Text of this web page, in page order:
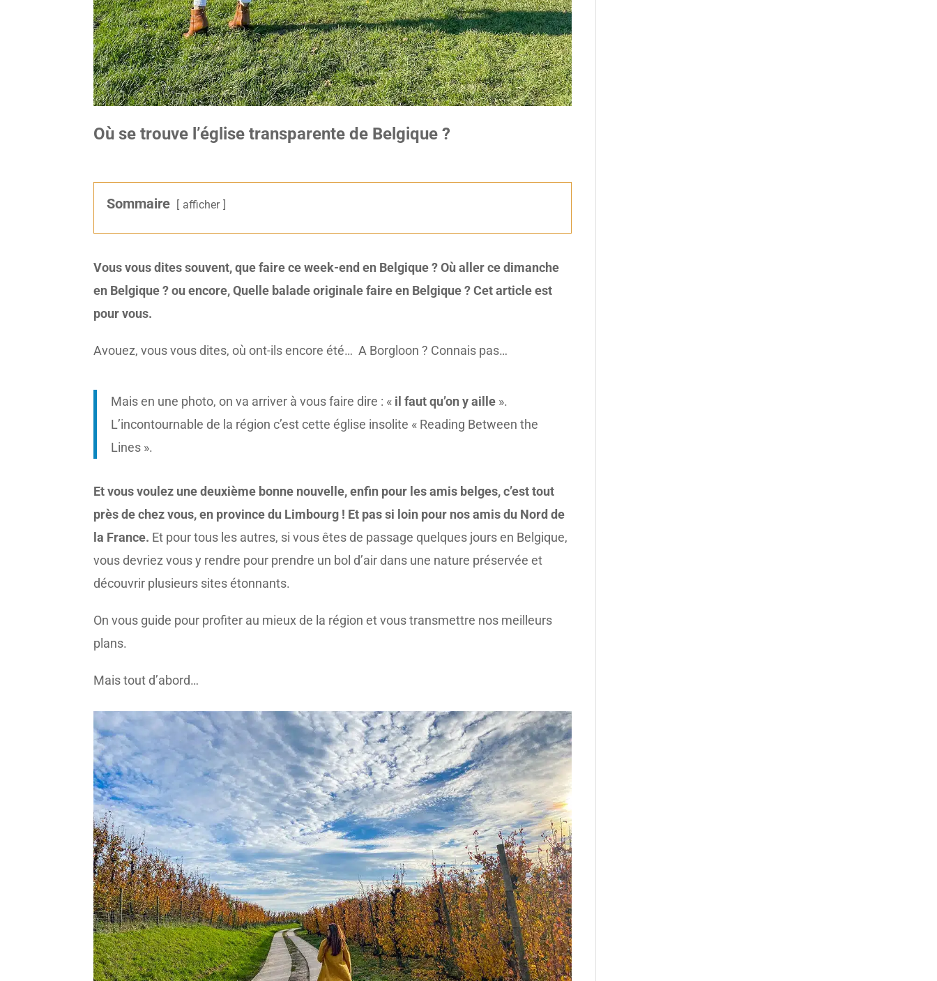
Où se trouve l’église transparente de Belgique ?
Sommaire afficher
Vous vous dites souvent,que faire ce week-end en Belgique ? Où aller ce dimanche
en Belgique ? ou encore, Quelle balade originale faire en Belgique ?Cet article est
pour vous.
Avouez, vous vous dites, où ont-ils encore été… A Borgloon ? Connais pas…
Mais en une photo, on va arriver à vous faire dire : « il faut qu’on y aille ».
L’incontournable de la région c’est cette église insolite « Reading Between the
Lines ».
Et vous voulez une deuxième bonne nouvelle, enfin pour les amis belges, c’est tout
près de chez vous, en province du Limbourg ! Et pas si loin pour nos amis du Nord de
la France. Et pour tous les autres, si vous êtes de passage quelques jours en Belgique,
vous devriez vous y rendre pour prendre un bol d’air dans une nature préservée et
découvrir plusieurs sites étonnants.
On vous guide pour profiter au mieux de la région et vous transmettre nos meilleurs
plans.
Mais tout d’abord…